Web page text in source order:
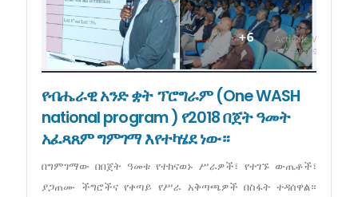
የብሔራዊ አንድ ቋት ፕሮግራም (One WASH
national program ) የ2018 በጀት ዓመት
አፈጻጸም ግምገማ እየተካሄደ ነው።
በግምገማው በበጀት ዓመቱ የተከናወኑ ሥራዎች፣ የተገኙ ውጤቶች፣
ያጋጠሙ ችግሮችና የቀጣይ የሥራ አቅጣጫዎች በስፋት ተዳሰዋል።